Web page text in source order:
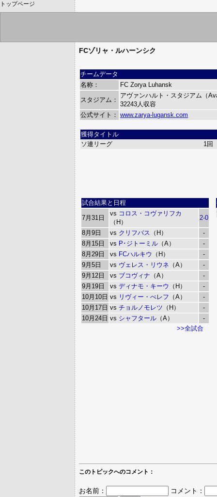
トップページ
FCゾリャ・ルハーンシク
チームデータ
名称：
FC Zorya Luhansk
スタジアム：
アヴァンハルト・スタジアム（
32243人収容
公式サイト： www.zarya-lugansk.com
獲得タイトル
ソ連リーグ
1回
試合結果と日程
7月31日
vs コロス・コヴァリフカ
（H）
2-0
8月9日 vs クリフバス （H）
-
8月15日
vs P･ジトーミル （A）
-
8月29日
vs FCハルキウ （H）
-
9月5日
vs ヴェレス・リウネ （A）
-
9月12日
vs ブコヴィナ （A）
-
9月19日
vs ディナモ・キーウ （H）
-
10月10日 vs リヴィー・べレフ （A）
-
10月17日 vs チョルノモレツ （H）
-
10月24日 vs シャフタール （A）
-
>>全試合
このトピックへのコメント：
お名前：
コメント：